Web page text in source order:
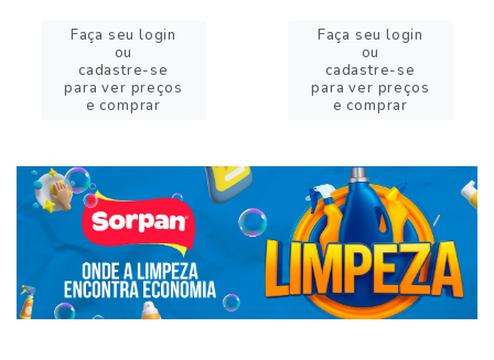
Faça seu login
ou
cadastre-se
para ver preços
e comprar
Faça seu login
ou
cadastre-se
para ver preços
e comprar